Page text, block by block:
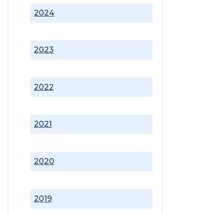
2019
2020
2021
2022
2023
2024